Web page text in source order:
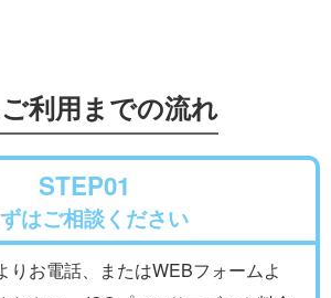
利用までの流れ
STEP01
はご相談ください
りお電話、またはWEBフォームよ